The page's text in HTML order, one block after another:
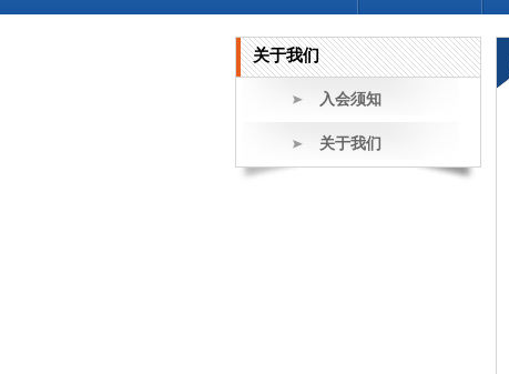
关于我们
入会须知
关于我们